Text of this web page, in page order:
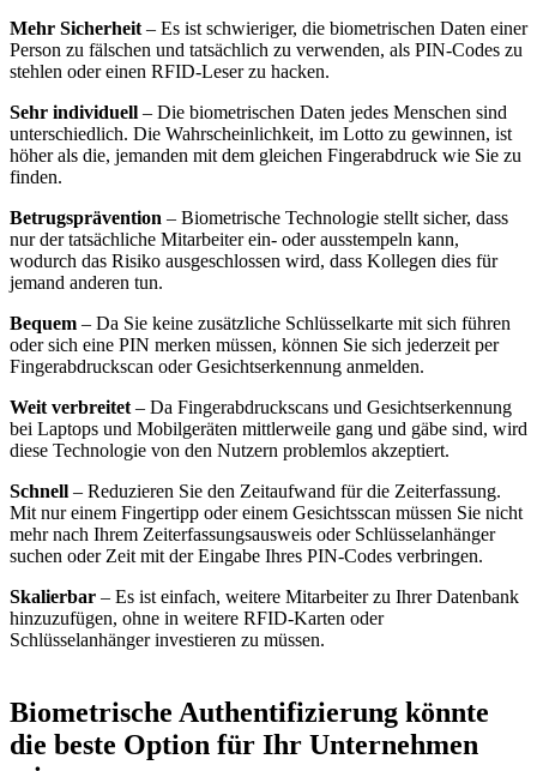
Mehr Sicherheit – Es ist schwieriger, die biometrischen Daten einer
Person zu fälschen und tatsächlich zu verwenden, als PIN-Codes zu
stehlen oder einen RFID-Leser zu hacken.
Sehr individuell – Die biometrischen Daten jedes Menschen sind
unterschiedlich. Die Wahrscheinlichkeit, im Lotto zu gewinnen, ist
höher als die, jemanden mit dem gleichen Fingerabdruck wie Sie zu
finden.
Betrugsprävention – Biometrische Technologie stellt sicher, dass
nur der tatsächliche Mitarbeiter ein- oder ausstempeln kann,
wodurch das Risiko ausgeschlossen wird, dass Kollegen dies für
jemand anderen tun.
Bequem – Da Sie keine zusätzliche Schlüsselkarte mit sich führen
oder sich eine PIN merken müssen, können Sie sich jederzeit per
Fingerabdruckscan oder Gesichtserkennung anmelden.
Weit verbreitet – Da Fingerabdruckscans und Gesichtserkennung
bei Laptops und Mobilgeräten mittlerweile gang und gäbe sind, wird
diese Technologie von den Nutzern problemlos akzeptiert.
Schnell – Reduzieren Sie den Zeitaufwand für die Zeiterfassung.
Mit nur einem Fingertipp oder einem Gesichtsscan müssen Sie nicht
mehr nach Ihrem Zeiterfassungsausweis oder Schlüsselanhänger
suchen oder Zeit mit der Eingabe Ihres PIN-Codes verbringen.
Skalierbar – Es ist einfach, weitere Mitarbeiter zu Ihrer Datenbank
hinzuzufügen, ohne in weitere RFID-Karten oder
Schlüsselanhänger investieren zu müssen.
Biometrische Authentifizierung könnte
die beste Option für Ihr Unternehmen